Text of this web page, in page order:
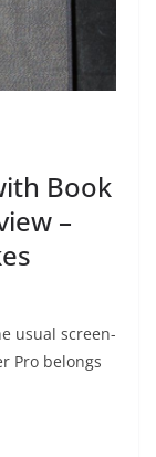
Book
–
usual screen-
Pro belongs